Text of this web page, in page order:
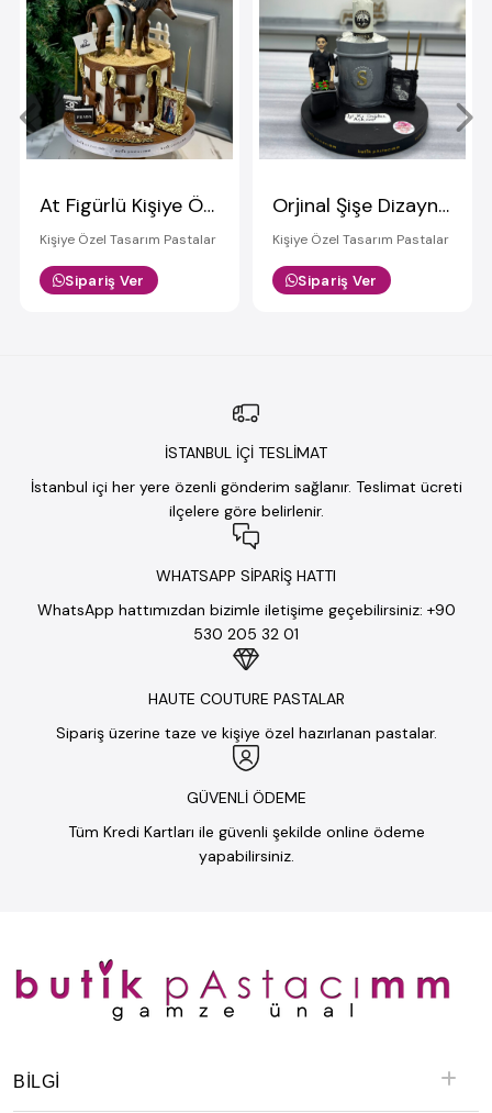
At Figürlü Kişiye Özel Pasta
Kişiye Özel Tasarım Pastalar
Sipariş Ver
Orjinal Şişe Dizaynlı Tasarım Pasta 6
Kişiye Özel Tasarım Pastalar
Sipariş Ver
İSTANBUL İÇİ TESLİMAT
İstanbul içi her yere özenli gönderim sağlanır. Teslimat ücreti
ilçelere göre belirlenir.
WHATSAPP SİPARİŞ HATTI
WhatsApp hattımızdan bizimle iletişime geçebilirsiniz: +90
530 205 32 01
HAUTE COUTURE PASTALAR
Sipariş üzerine taze ve kişiye özel hazırlanan pastalar.
GÜVENLİ ÖDEME
Tüm Kredi Kartları ile güvenli şekilde online ödeme
yapabilirsiniz.
BILGI